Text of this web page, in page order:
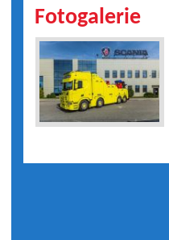
Fotogalerie